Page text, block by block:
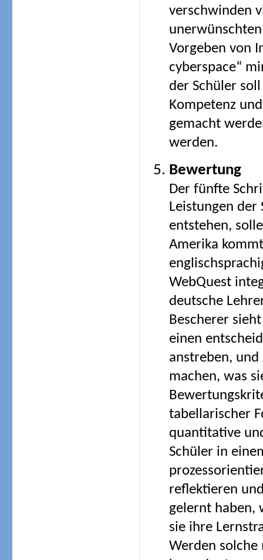
verschwinden
Vorgeben von
cyberspace“
der Schüler
Kompetenz
gemacht
werden.
Bewertung
Der fünfte
Leistungen der
entstehen,
Amerika
WebQuest
deutsche
Bescherer
einen
anstreben,
machen, was
tabellarischer
quantitative
Schüler in
reflektieren
gelernt haben,
sie ihre
Werden